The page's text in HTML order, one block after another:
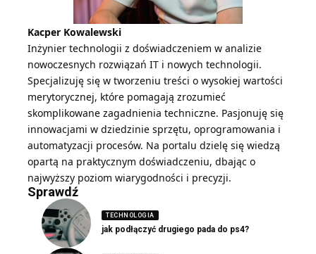
Kacper Kowalewski
Inżynier technologii z doświadczeniem w analizie
nowoczesnych rozwiązań IT i nowych technologii.
Specjalizuję się w tworzeniu treści o wysokiej wartości
merytorycznej, które pomagają zrozumieć
skomplikowane zagadnienia techniczne. Pasjonuję się
innowacjami w dziedzinie sprzętu, oprogramowania i
automatyzacji procesów. Na portalu dzielę się wiedzą
opartą na praktycznym doświadczeniu, dbając o
najwyższy poziom wiarygodności i precyzji.
Sprawdź
TECHNOLOGIA
jak podłączyć drugiego pada do ps4?